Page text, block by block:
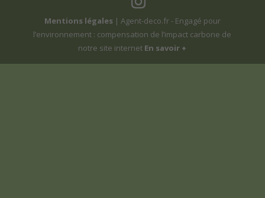
Mentions légales | Agent-deco.fr - Engagé pour
l’environnement : compensation de l’impact carbone de
notre site internet En savoir +